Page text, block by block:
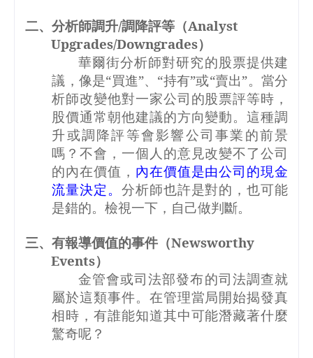
二、分析師調升/調降評等（Analyst
Upgrades/Downgrades）
華爾街分析師對研究的股票提供建
議，像是“買進”、“持有”或“賣出”。當分
析師改變他對一家公司的股票評等時，
股價通常朝他建議的方向變動。這種調
升或調降評等會影響公司事業的前景
嗎？不會，一個人的意見改變不了公司
的內在價值， 內在價值是由公司的現金
流量決定。 分析師也許是對的，也可能
是錯的。檢視一下，自己做判斷。
三、有報導價值的事件（Newsworthy
Events）
金管會或司法部發布的司法調查就
屬於這類事件。在管理當局開始揭發真
相時，有誰能知道其中可能潛藏著什麼
驚奇呢？